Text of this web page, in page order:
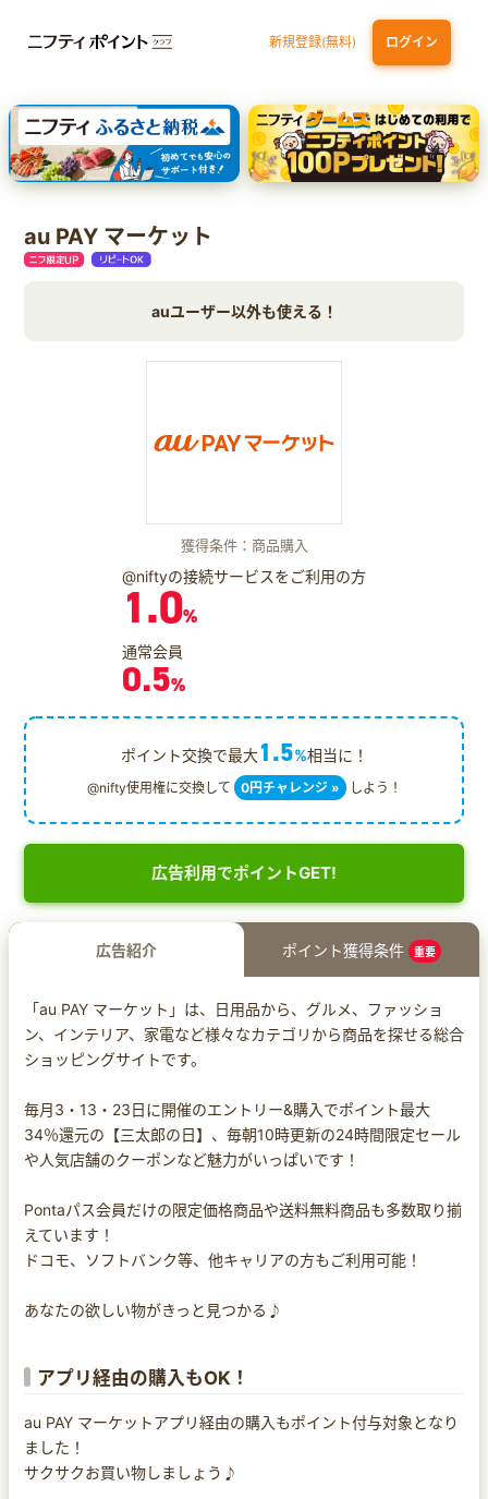
新規登録(無料) ログイン
dカード GOLD 三井住友カード ゴールド（NL）（家族カード発行）
【実質初月無料】DMM | Disney+(ディズニープラス) セットプラン
SBI証券 確定拠出年金（iDeCo）
au PAY マーケット
auユーザー以外も使える！
獲得条件：商品購入
@niftyの接続サービスをご利用の方
1.0%
通常会員
0.5%
ポイント交換で最大1.5%相当に！
@nifty使用権に交換して 0円チャレンジ » しよう！
広告利用でポイントGET!
広告紹介 ポイント獲得条件 重要
「au PAY マーケット」は、日用品から、グルメ、ファッショ
ン、インテリア、家電など様々なカテゴリから商品を探せる総合
ショッピングサイトです。
毎月3・13・23日に開催のエントリー&購入でポイント最大
34％還元の【三太郎の日】、毎朝10時更新の24時間限定セール
や人気店舗のクーポンなど魅力がいっぱいです！
Pontaパス会員だけの限定価格商品や送料無料商品も多数取り揃
えています！
ドコモ、ソフトバンク等、他キャリアの方もご利用可能！
あなたの欲しい物がきっと見つかる♪
アプリ経由の購入もOK！
au PAY マーケットアプリ経由の購入もポイント付与対象となり
ました！
サクサクお買い物しましょう♪